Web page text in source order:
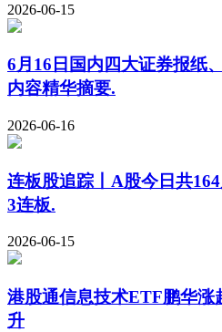
2026-06-15
6月16日国内四大证券报纸
内容精华摘要.
2026-06-16
连板股追踪丨A股今日共
3连板.
2026-06-15
港股通信息技术ETF鹏华
升